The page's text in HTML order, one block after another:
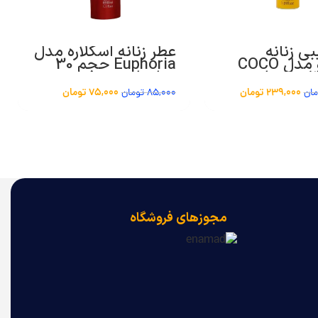
زنانه
اسکلاره مدل COCO
239,000تومان
عطر زنانه اسکلاره مدل
Euphoria حجم 30
میلی لیتر
85,000تومان 75,000تومان
مجوزهای فروشگاه